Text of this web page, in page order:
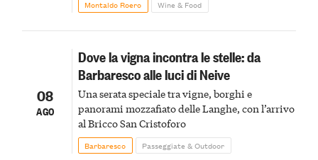
Montaldo Roero Wine & Food
08
AGO
Dove la vigna incontra le stelle: da
Barbaresco alle luci di Neive
Una serata speciale tra vigne, borghi e
panorami mozzafiato delle Langhe, con l’arrivo
al Bricco San Cristoforo
Barbaresco Passeggiate & Outdoor